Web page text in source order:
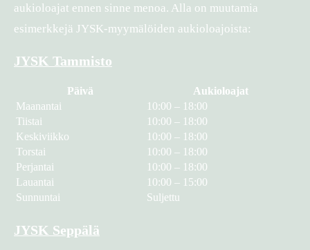
aukioloajat ennen sinne menoa. Alla on muutamia
esimerkkejä JYSK-myymälöiden aukioloajoista:
JYSK Tammisto
Päivä
Aukioloajat
Maanantai
10:00 – 18:00
Tiistai
10:00 – 18:00
Keskiviikko
10:00 – 18:00
Torstai
10:00 – 18:00
Perjantai
10:00 – 18:00
Lauantai
10:00 – 15:00
Sunnuntai
Suljettu
JYSK Seppälä